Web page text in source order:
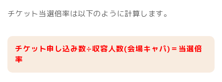
チケット当選倍率は以下のように計算します。
チケット申し込み数÷収容人数(会場キャパ)＝当選倍
率